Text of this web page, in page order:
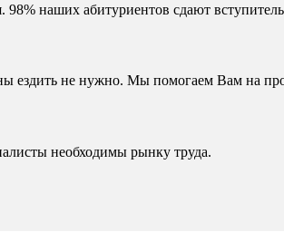
наших абитуриентов сдают
ездить не нужно. Мы помогаем Вам на
необходимы рынку труда.